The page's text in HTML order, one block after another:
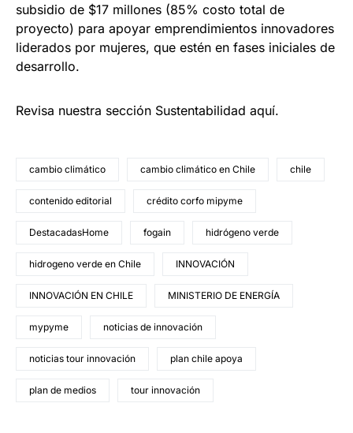
subsidio de $17 millones (85% costo total de
proyecto) para apoyar emprendimientos innovadores
liderados por mujeres, que estén en fases iniciales de
desarrollo.
Revisa nuestra sección Sustentabilidad aquí.
cambio climático cambio climático en Chile chile
contenido editorial crédito corfo mipyme
DestacadasHome fogain hidrógeno verde
hidrogeno verde en Chile INNOVACIÓN
INNOVACIÓN EN CHILE MINISTERIO DE ENERGÍA
mypyme noticias de innovación
noticias tour innovación plan chile apoya
plan de medios tour innovación